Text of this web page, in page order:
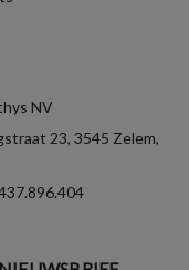
NV
23, 3545 Zelem,